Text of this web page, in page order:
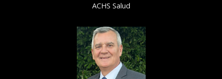
ACHS Salud